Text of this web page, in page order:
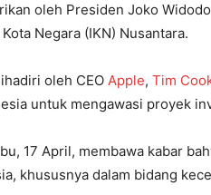
oleh Presiden Joko
Negara (IKN) Nusantara.
oleh CEO Apple, Tim
untuk mengawasi proyek
17 April, membawa kabar
khususnya dalam bidang